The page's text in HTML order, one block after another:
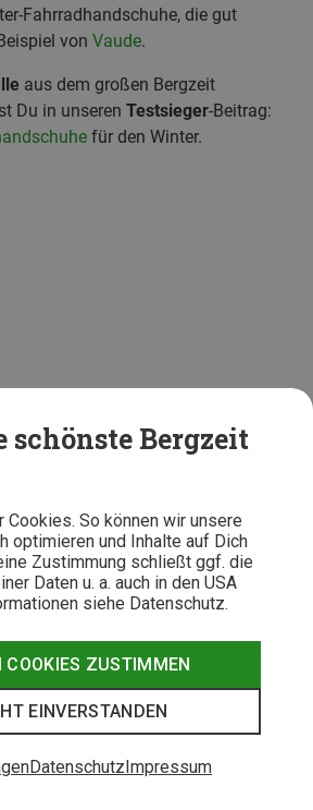
schönste Bergzeit
Cookies. So können wir unsere
optimieren und Inhalte auf Dich
Zustimmung schließt ggf. die
Daten u. a. auch in den USA
siehe Datenschutz.
COOKIES ZUSTIMMEN
EINVERSTANDEN
DatenschutzImpressum
Fahrradhandschuhe, die gut
von Vaude.
aus dem großen Bergzeit
Du in unseren Testsieger-Beitrag:
für den Winter.